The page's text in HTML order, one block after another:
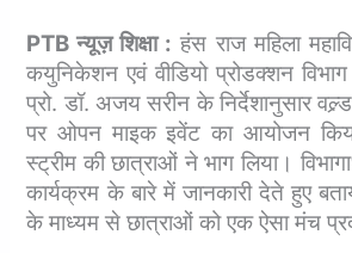
PTB न्यूज़ शिक्षा : हंस राज महिला
कयुनिकेशन एवं वीडियो प्रोडक्शन
प्रो. डॉ. अजय सरीन के निर्देशानुसार
पर ओपन माइक इवेंट का आयोजन
स्ट्रीम की छात्राओं ने भाग लिया।
कार्यक्रम के बारे में जानकारी देते हुए
के माध्यम से छात्राओं को एक ऐसा मंच